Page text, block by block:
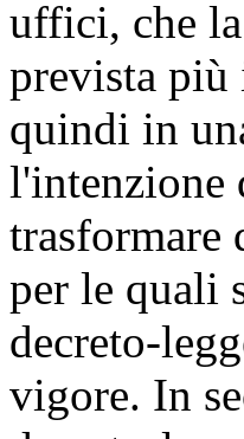
uffici, che
prevista più
quindi in
l'intenzione
trasformare
per le quali
decreto-
vigore. In